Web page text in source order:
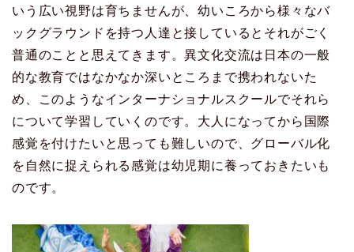
いう広い視野は育ちませんが、幼いころから様々なバ
ックグラウンドを持つ人達と接しているとそれがごく
普通のことと思えてきます。異文化交流は日本の一般
的な教育ではなかなか深いところまで携われないた
め、このようなインターナショナルスクールでそれら
について学習していくのです。大人になってから国際
感覚を付けたいと思っても難しいので、グローバル化
を自然に捉えられる感覚は幼児期に養っておきたいも
のです。